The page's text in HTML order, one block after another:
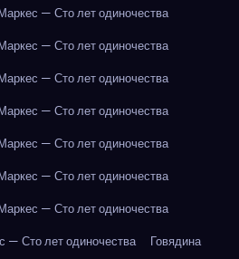
— Сто лет одиночества
— Сто лет одиночества
— Сто лет одиночества
— Сто лет одиночества
— Сто лет одиночества
— Сто лет одиночества
— Сто лет одиночества
— Сто лет одиночества
Говядина